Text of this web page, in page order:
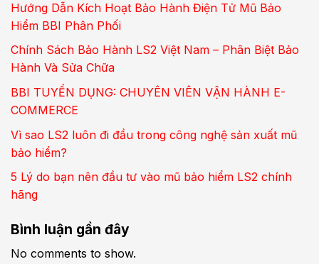
Hướng Dẫn Kích Hoạt Bảo Hành Điện Tử Mũ Bảo
Hiểm BBI Phân Phối
Chính Sách Bảo Hành LS2 Việt Nam – Phân Biệt Bảo
Hành Và Sửa Chữa
BBI TUYỂN DỤNG: CHUYÊN VIÊN VẬN HÀNH E-
COMMERCE
Vì sao LS2 luôn đi đầu trong công nghệ sản xuất mũ
bảo hiểm?
5 Lý do bạn nên đầu tư vào mũ bảo hiểm LS2 chính
hãng
Bình luận gần đây
No comments to show.